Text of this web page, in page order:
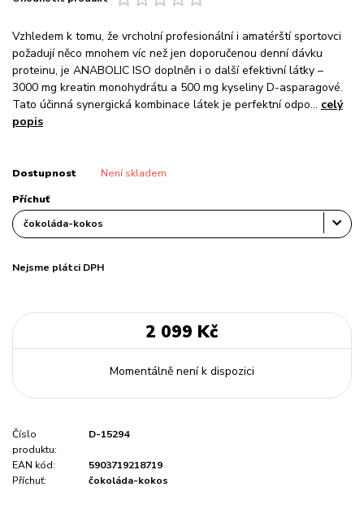
Vzhledem k tomu, že vrcholní profesionální i amatérští sportovci
požadují něco mnohem víc než jen doporučenou denní dávku
proteinu, je ANABOLIC ISO doplněn i o další efektivní látky –
3000 mg kreatin monohydrátu a 500 mg kyseliny D-asparagové.
Tato účinná synergická kombinace látek je perfektní odpo... celý
popis
Dostupnost Není skladem
Příchuť
Nejsme plátci DPH
2 099 Kč
Momentálně není k dispozici
Číslo
produktu:
D-15294
EAN kód:
5903719218719
Příchuť:
čokoláda-kokos